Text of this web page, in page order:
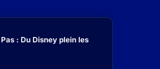
: Du Disney plein les